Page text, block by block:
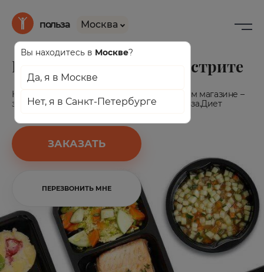
польза Москва
Готовое питание при гастрите
Не теряйте время на кухне и в продуктовом магазине –
заказывайте диетическое питание от Польза.Диет
ЗАКАЗАТЬ
ПЕРЕЗВОНИТЬ МНЕ
Вы находитесь в Москвe?
Да, я в Москвe
Нет, я в Санкт-Петербургe